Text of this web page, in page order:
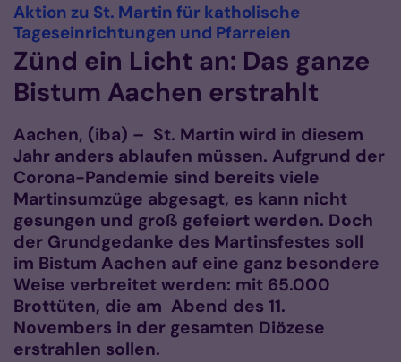
Aktion zu St. Martin für katholische
Tageseinrichtungen und Pfarreien
Zünd ein Licht an: Das ganze
Bistum Aachen erstrahlt
Aachen, (iba) – St. Martin wird in diesem
Jahr anders ablaufen müssen. Aufgrund der
Corona-Pandemie sind bereits viele
Martinsumzüge abgesagt, es kann nicht
gesungen und groß gefeiert werden. Doch
der Grundgedanke des Martinsfestes soll
im Bistum Aachen auf eine ganz besondere
Weise verbreitet werden: mit 65.000
Brottüten, die am Abend des 11.
Novembers in der gesamten Diözese
erstrahlen sollen.